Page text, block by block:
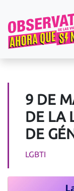
9 DE
DE LA
DE
LGBTI